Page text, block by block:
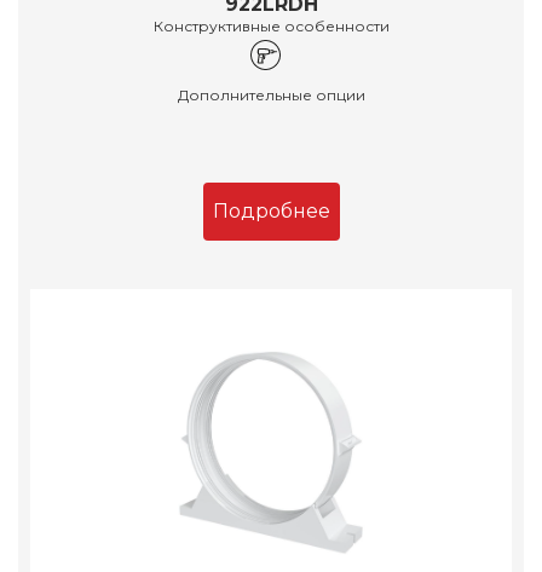
922LRDH
Конструктивные особенности
Дополнительные опции
Подробнее